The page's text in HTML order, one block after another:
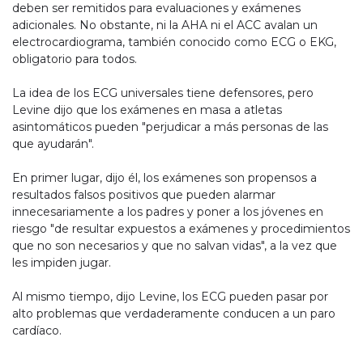
deben ser remitidos para evaluaciones y exámenes
adicionales. No obstante, ni la AHA ni el ACC avalan un
electrocardiograma, también conocido como ECG o EKG,
obligatorio para todos.
La idea de los ECG universales tiene defensores, pero
Levine dijo que los exámenes en masa a atletas
asintomáticos pueden "perjudicar a más personas de las
que ayudarán".
En primer lugar, dijo él, los exámenes son propensos a
resultados falsos positivos que pueden alarmar
innecesariamente a los padres y poner a los jóvenes en
riesgo "de resultar expuestos a exámenes y procedimientos
que no son necesarios y que no salvan vidas", a la vez que
les impiden jugar.
Al mismo tiempo, dijo Levine, los ECG pueden pasar por
alto problemas que verdaderamente conducen a un paro
cardíaco.